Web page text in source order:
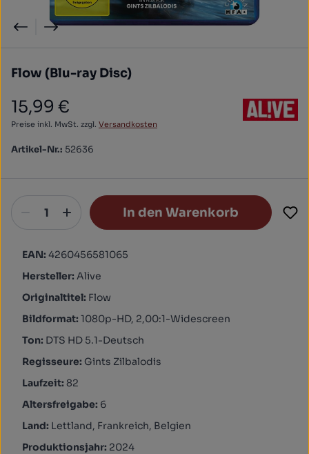
Flow (Blu-ray Disc)
Regulärer Preis:
15,99 €
Preise inkl. MwSt. zzgl. Versandkosten
Artikel-Nr.: 52636
In den Warenkorb
EAN: 4260456581065
Hersteller: Alive
Originaltitel: Flow
Bildformat: 1080p-HD, 2,00:1-Widescreen
Ton: DTS HD 5.1-Deutsch
Regisseure: Gints Zilbalodis
Laufzeit: 82
Altersfreigabe: 6
Land: Lettland, Frankreich, Belgien
Produktionsjahr: 2024